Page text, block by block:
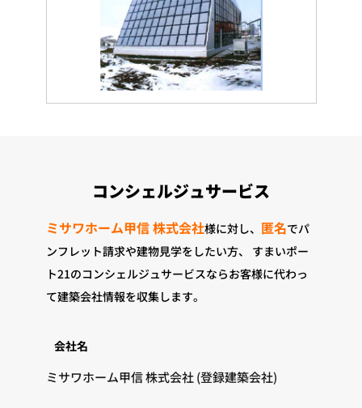
コンシェルジュサービス
ミサワホーム甲信 株式会社様に対し、 匿名でパ
ンフレット請求や建物見学をしたい方、
すまいポー
ト21のコンシェルジュサービスならお客様に代わっ
て建築会社情報を収集します。
会社名